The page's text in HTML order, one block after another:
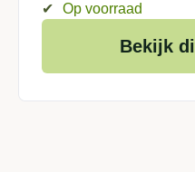
✔ Op voorraad
Bekijk